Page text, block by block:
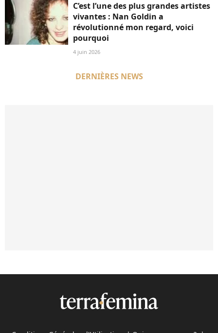
C’est l’une des plus grandes artistes
vivantes : Nan Goldin a
révolutionné mon regard, voici
pourquoi
4 juin 2026
DERNIÈRES NEWS